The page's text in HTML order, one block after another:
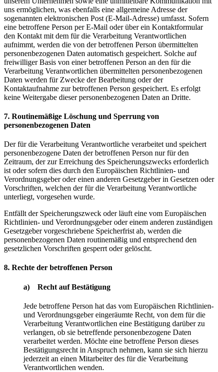
uns ermöglichen, was ebenfalls eine allgemeine Adresse der
sogenannten elektronischen Post (E-Mail-Adresse) umfasst. Sofern
eine betroffene Person per E-Mail oder über ein Kontaktformular
den Kontakt mit dem für die Verarbeitung Verantwortlichen
aufnimmt, werden die von der betroffenen Person übermittelten
personenbezogenen Daten automatisch gespeichert. Solche auf
freiwilliger Basis von einer betroffenen Person an den für die
Verarbeitung Verantwortlichen übermittelten personenbezogenen
Daten werden für Zwecke der Bearbeitung oder der
Kontaktaufnahme zur betroffenen Person gespeichert. Es erfolgt
keine Weitergabe dieser personenbezogenen Daten an Dritte.
7. Routinemäßige Löschung und Sperrung von
personenbezogenen Daten
Der für die Verarbeitung Verantwortliche verarbeitet und speichert
personenbezogene Daten der betroffenen Person nur für den
Zeitraum, der zur Erreichung des Speicherungszwecks erforderlich
ist oder sofern dies durch den Europäischen Richtlinien- und
Verordnungsgeber oder einen anderen Gesetzgeber in Gesetzen oder
Vorschriften, welchen der für die Verarbeitung Verantwortliche
unterliegt, vorgesehen wurde.
Entfällt der Speicherungszweck oder läuft eine vom Europäischen
Richtlinien- und Verordnungsgeber oder einem anderen zuständigen
Gesetzgeber vorgeschriebene Speicherfrist ab, werden die
personenbezogenen Daten routinemäßig und entsprechend den
gesetzlichen Vorschriften gesperrt oder gelöscht.
8. Rechte der betroffenen Person
a) Recht auf Bestätigung
Jede betroffene Person hat das vom Europäischen Richtlinien-
und Verordnungsgeber eingeräumte Recht, von dem für die
Verarbeitung Verantwortlichen eine Bestätigung darüber zu
verlangen, ob sie betreffende personenbezogene Daten
verarbeitet werden. Möchte eine betroffene Person dieses
Bestätigungsrecht in Anspruch nehmen, kann sie sich hierzu
jederzeit an einen Mitarbeiter des für die Verarbeitung
Verantwortlichen wenden.